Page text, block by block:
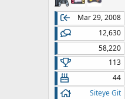
Mar 29, 2008
12,630
58,220
113
44
Siteye Git